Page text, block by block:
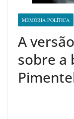
MEMÓRIA POLÍTICA
A
sobre a